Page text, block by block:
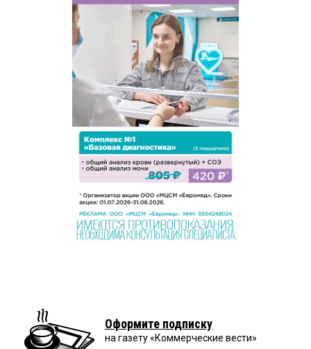
Оформите подписку
на газету «Коммерческие вести»